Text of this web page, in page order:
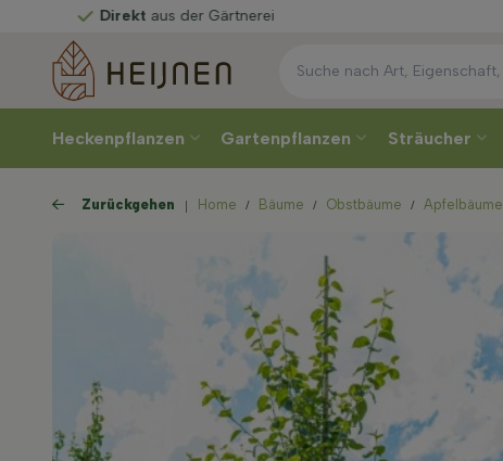
aus der Gärtnerei
Heckenpflanzen Gartenpflanzen Sträucher
Zurückgehen Home Bäume Obstbäume Apfelbäume